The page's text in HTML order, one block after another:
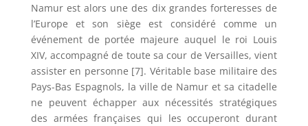
Namur est alors une des dix grandes forteresses de
l’Europe et son siège est considéré comme un
événement de portée majeure auquel le roi Louis
XIV, accompagné de toute sa cour de Versailles, vient
assister en personne [7]. Véritable base militaire des
Pays-Bas Espagnols, la ville de Namur et sa citadelle
ne peuvent échapper aux nécessités stratégiques
des armées françaises qui les occuperont durant